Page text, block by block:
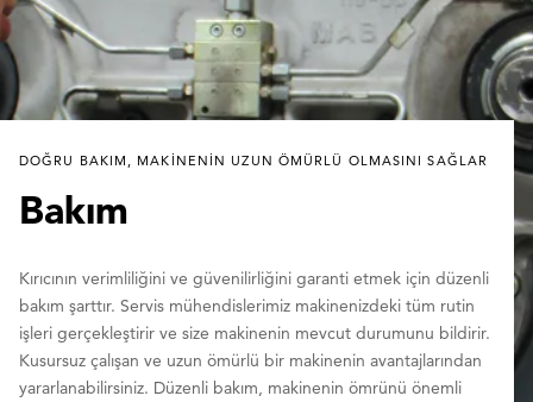
DOĞRU BAKIM, MAKINENIN UZUN ÖMÜRLÜ OLMASINI SAĞLAR
Bakım
Kırıcının verimliliğini ve güvenilirliğini garanti etmek için düzenli
bakım şarttır. Servis mühendislerimiz makinenizdeki tüm rutin
işleri gerçekleştirir ve size makinenin mevcut durumunu bildirir.
Kusursuz çalışan ve uzun ömürlü bir makinenin avantajlarından
yararlanabilirsiniz. Düzenli bakım, makinenin ömrünü önemli